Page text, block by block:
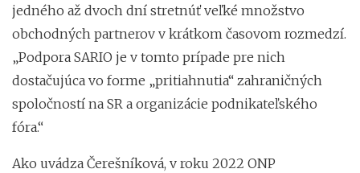
jedného až dvoch dní stretnúť veľké množstvo
obchodných partnerov v krátkom časovom rozmedzí.
„Podpora SARIO je v tomto prípade pre nich
dostačujúca vo forme „pritiahnutia“ zahraničných
spoločností na SR a organizácie podnikateľského
fóra.“
Ako uvádza Čerešníková, v roku 2022 ONP